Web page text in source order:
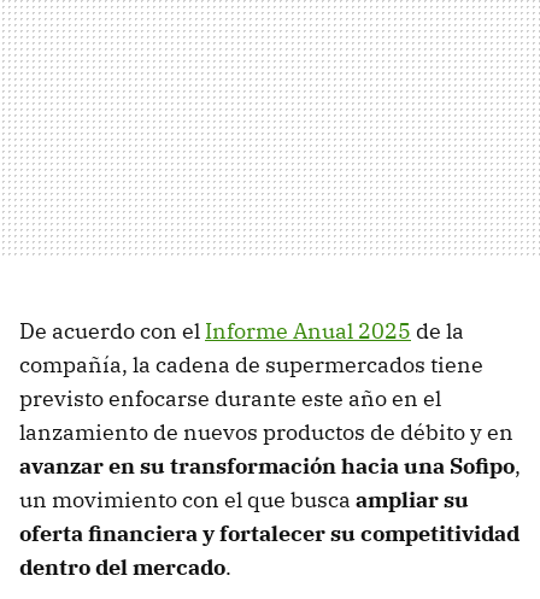
De acuerdo con el Informe Anual 2025 de la
compañía, la cadena de supermercados tiene
previsto enfocarse durante este año en el
lanzamiento de nuevos productos de débito y en
avanzar en su transformación hacia una Sofipo,
un movimiento con el que busca ampliar su
oferta financiera y fortalecer su competitividad
dentro del mercado.